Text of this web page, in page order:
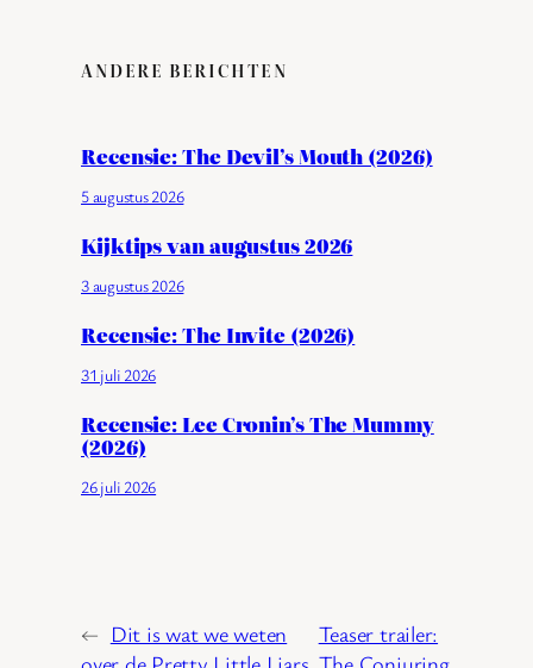
ANDERE BERICHTEN
Recensie: The Devil’s Mouth (2026)
5 augustus 2026
Kijktips van augustus 2026
3 augustus 2026
Recensie: The Invite (2026)
31 juli 2026
Recensie: Lee Cronin’s The Mummy
(2026)
26 juli 2026
← Dit is wat we weten
Teaser trailer: